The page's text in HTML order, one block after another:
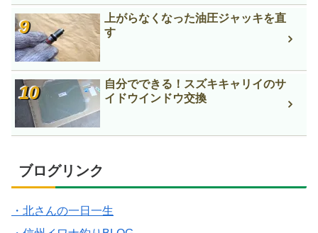
上がらなくなった油圧ジャッキを直
す
自分でできる！スズキキャリイのサ
イドウインドウ交換
ブログリンク
・北さんの一日一生